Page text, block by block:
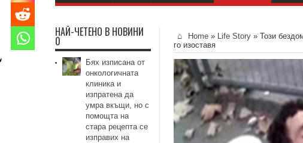
Home » Life Story » Този
го изоставя
НАЙ-ЧЕТЕНО В НОВИНИ
0
Бях изписана от
онкологичната
клиника и
изпратена да
умра вкъщи, но с
помощта на
стара рецепта се
изправих на